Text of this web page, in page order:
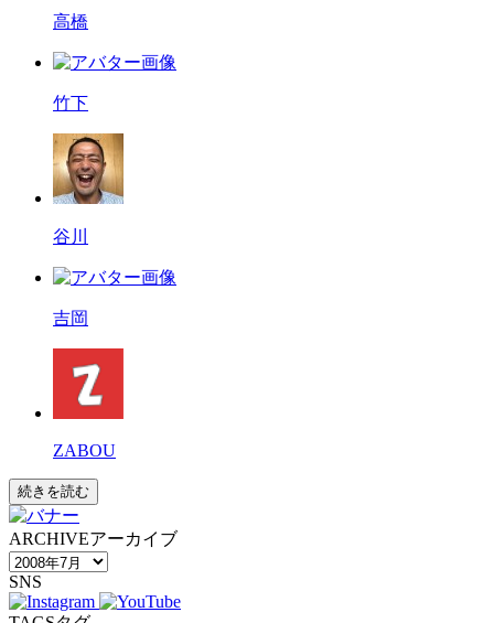
高橋
竹下
谷川
吉岡
ZABOU
続きを読む
ARCHIVEアーカイブ
SNS